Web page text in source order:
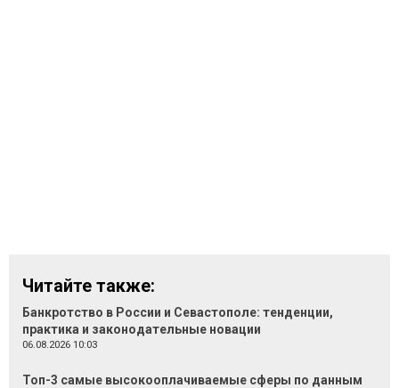
Читайте также:
Банкротство в России и Севастополе: тенденции,
практика и законодательные новации
06.08.2026 10:03
Топ-3 самые высокооплачиваемые сферы по данным